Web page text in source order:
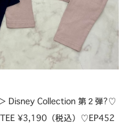
Disney Collection 第２弾?⁡⁡♡
¥3,190（税込）⁡♡EP452